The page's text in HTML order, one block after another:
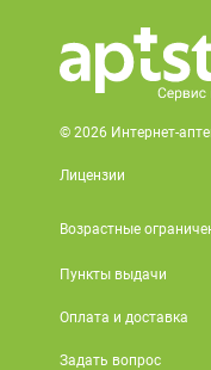
© 2026 Интернет-
Лицензии
Возрастные
Пункты выдачи
Оплата и доставка
Задать вопрос